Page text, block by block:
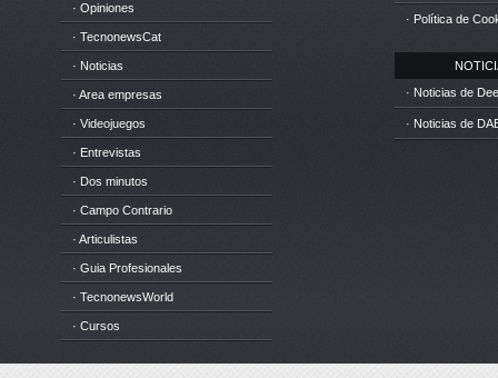
· Opiniones
· TecnonewsCat
· Noticias
· Area empresas
· Videojuegos
· Entrevistas
· Dos minutos
· Campo Contrario
· Articulistas
· Guia Profesionales
· TecnonewsWorld
· Cursos
· Política de
· Noticias de
· Noticias de